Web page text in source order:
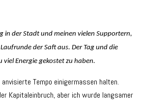
in der Stadt und meinen vielen Supportern,
der Saft aus. Der Tag und die
viel Energie gekostet zu haben.
Tempo einigermassen halten.
Kapitaleinbruch, aber ich wurde langsamer